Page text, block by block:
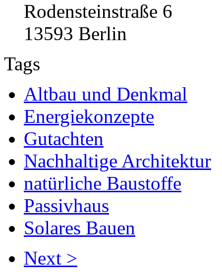
Rodensteinstraße 6
13593 Berlin
Tags
Altbau und Denkmal
Energiekonzepte
Gutachten
Nachhaltige Architektur
natürliche Baustoffe
Passivhaus
Solares Bauen
Next >